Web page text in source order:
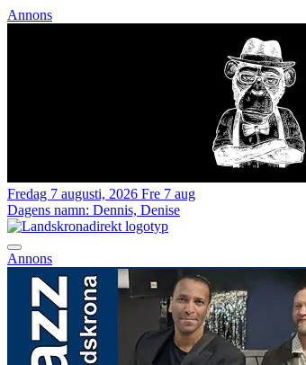
Annons
Fredag 7 augusti, 2026 Fre 7 aug
Dagens namn: Dennis, Denise
Annons